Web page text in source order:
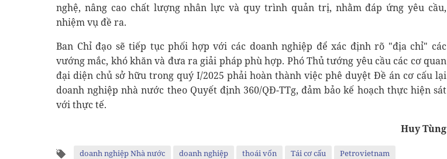
nghệ, nâng cao chất lượng nhân lực và quy trình quản trị, nhằm đáp ứng yêu cầu,
nhiệm vụ đề ra.
Ban Chỉ đạo sẽ tiếp tục phối hợp với các doanh nghiệp để xác định rõ "địa chỉ" các
vướng mắc, khó khăn và đưa ra giải pháp phù hợp. Phó Thủ tướng yêu cầu các cơ quan
đại diện chủ sở hữu trong quý I/2025 phải hoàn thành việc phê duyệt Đề án cơ cấu lại
doanh nghiệp nhà nước theo Quyết định 360/QĐ-TTg, đảm bảo kế hoạch thực hiện sát
với thực tế.
Huy Tùng
doanh nghiệp Nhà nước doanh nghiệp thoái vốn Tái cơ cấu Petrovietnam